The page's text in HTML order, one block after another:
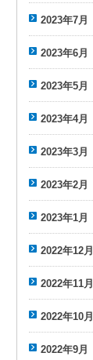
2023年7月
2023年6月
2023年5月
2023年4月
2023年3月
2023年2月
2023年1月
2022年12月
2022年11月
2022年10月
2022年9月